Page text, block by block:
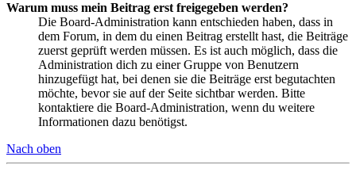
Warum muss mein Beitrag erst freigegeben werden?
Die Board-Administration kann entschieden haben, dass in
dem Forum, in dem du einen Beitrag erstellt hast, die Beiträge
zuerst geprüft werden müssen. Es ist auch möglich, dass die
Administration dich zu einer Gruppe von Benutzern
hinzugefügt hat, bei denen sie die Beiträge erst begutachten
möchte, bevor sie auf der Seite sichtbar werden. Bitte
kontaktiere die Board-Administration, wenn du weitere
Informationen dazu benötigst.
Nach oben